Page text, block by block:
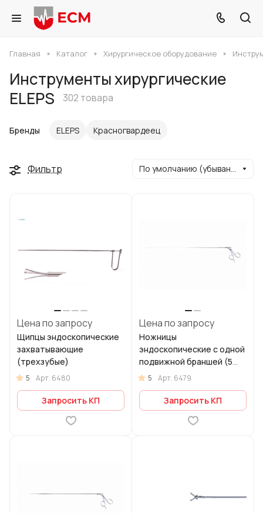
Главная Каталог Хирургическое оборудование
Инструменты хирургические
ELEPS
302 товара
Бренды ELEPS Красногвардеец
Фильтр По умолчанию (убывание)
Цена по запросу
Щипцы эндоскопические
захватывающие
(трехзубые)
5 Арт. 6480
Запросить КП
Цена по запросу
Ножницы
эндоскопические с одной
подвижной браншей (5
ШР, гибкие)
5 Арт. 6479
Запросить КП